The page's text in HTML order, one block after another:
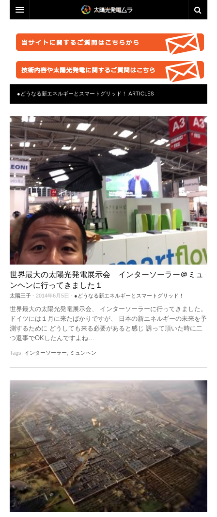
事業計画を立ててみましょう！
●再エネ法について
●太陽光発電のリスク・デメリット
▲ご注意ください！詐欺事例紹介
●運用ノウハウ
●金融対策・資金調達
●太陽光発電所経営
●施工会社
●パワコン
●雑草対策
●保険
●架台
●フェンス
●メンテナンス
●土地探し
●分譲
●自作キット
セミナー動画販売
太陽光発電ムラオフライン活動「しげる会」
●体験会
ソーラーシェアリングとは
脱原発・太陽光推進に興味のある方へ
業者選定に困ったら
架台販売
フェンス
防草シート
業務委託
分譲紹介・販売
機器レンタル
お問い合わせ総合窓口
特定商取引法に基づく表記
プライバシーポリシー
FACEBOOKページ
FACEBOOKグループ
このサイトの使い方
太陽光発電ムラの目指すこと
太陽光発電ムラ・ポータルへ
●どうなる新エネルギーとスマートグリッド！ ARTICLES
世界最大の太陽光発電展示会 インターソーラー＠ミュ
ンヘンに行ってきました１
太陽王子 - 2014年6月5日 - ●どうなる新エネルギーとスマートグリッド！
世界最大の太陽光発電展示会、 インターソーラーに行ってきました。
ドイツには１月に来たばかりですが、 日本の新エネルギーの未来を予
測するために どうしても来る必要があると感じ 誘って頂いた時に二
つ返事でOKしたんですよね…
Tags: インターソーラー ミュンヘン